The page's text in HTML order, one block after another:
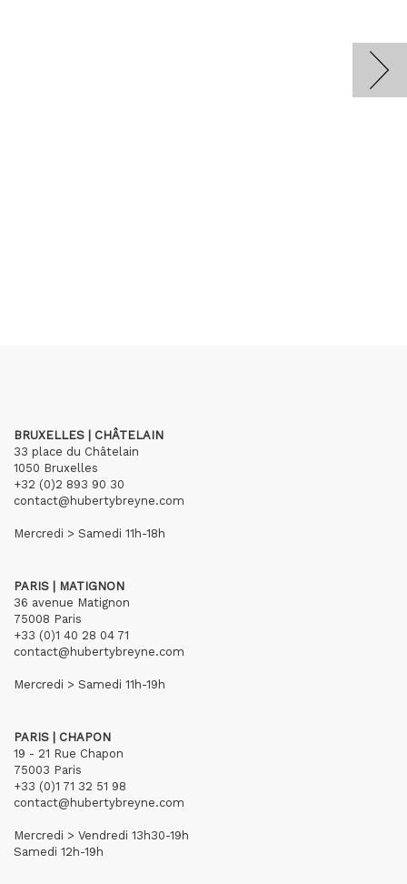
BRUXELLES | CHÂTELAIN
33 place du Châtelain
1050 Bruxelles
+32 (0)2 893 90 30
contact@hubertybreyne.com
Mercredi > Samedi 11h-18h
PARIS | MATIGNON
36 avenue Matignon
75008 Paris
+33 (0)1 40 28 04 71
contact@hubertybreyne.com
Mercredi > Samedi 11h-19h
PARIS | CHAPON
19 - 21 Rue Chapon
75003 Paris
+33 (0)1 71 32 51 98
contact@hubertybreyne.com
Mercredi > Vendredi 13h30-19h
Samedi 12h-19h